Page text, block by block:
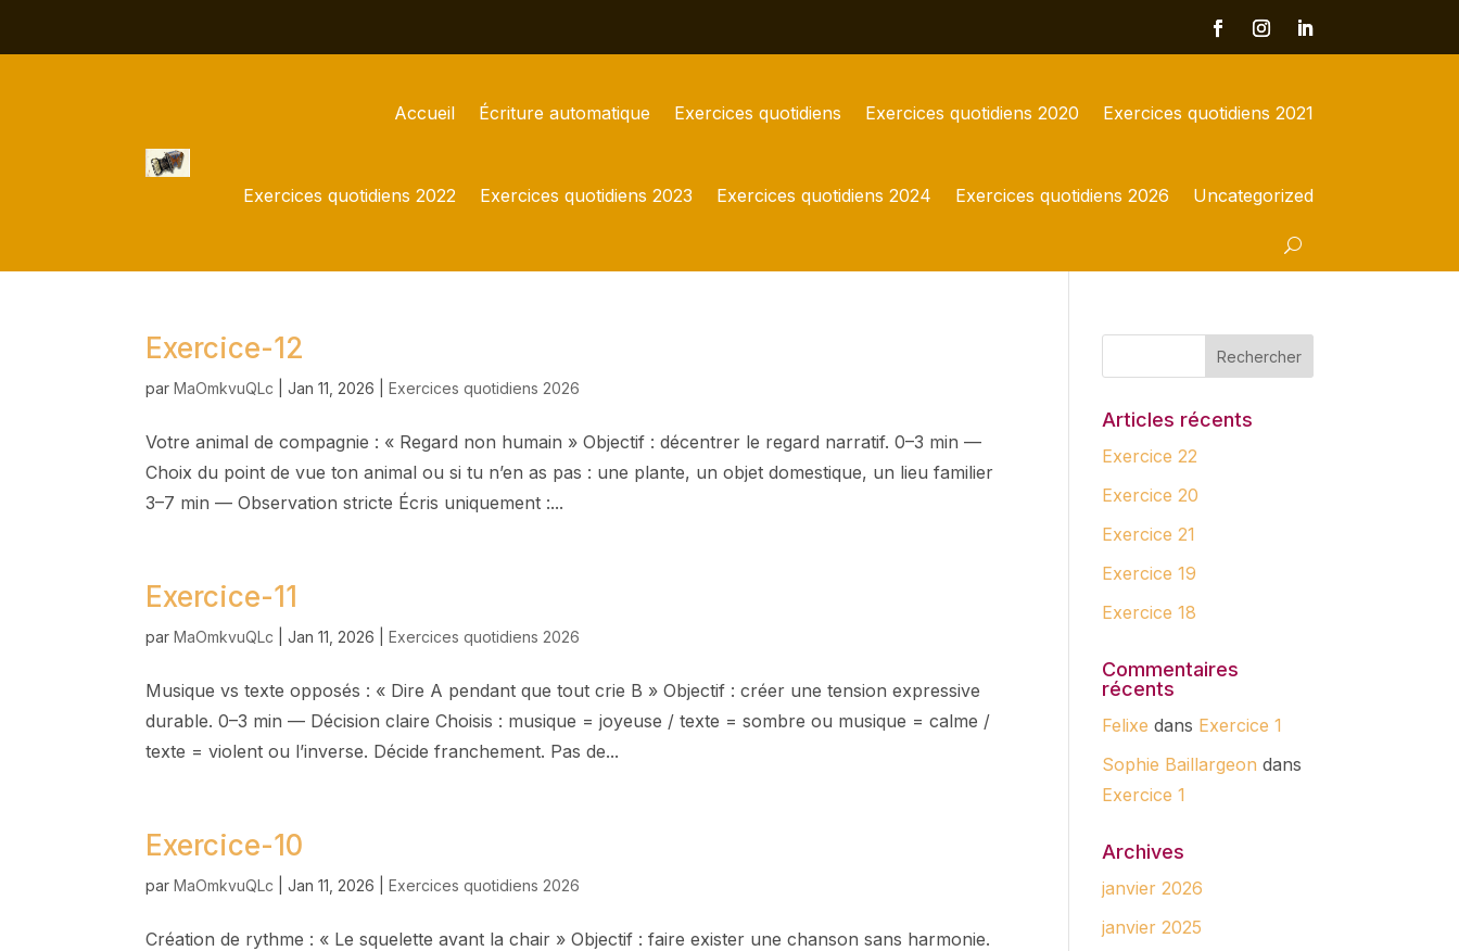
Accueil Écriture automatique Exercices quotidiens Exercices quotidiens 2020 Exercices quotidiens 2021
Exercices quotidiens 2022 Exercices quotidiens 2023 Exercices quotidiens 2024 Exercices quotidiens 2026 Uncategorized
Exercice-12
parMaOmkvuQLc |Jan 11, 2026 |Exercices quotidiens 2026
Votre animal de compagnie : « Regard non humain » Objectif : décentrer le regard narratif. 0–3 min —
Choix du point de vue ton animal ou si tu n’en as pas : une plante, un objet domestique, un lieu familier
3–7 min — Observation stricte Écris uniquement :...
Exercice-11
parMaOmkvuQLc |Jan 11, 2026 |Exercices quotidiens 2026
Musique vs texte opposés : « Dire A pendant que tout crie B » Objectif : créer une tension expressive
durable. 0–3 min — Décision claire Choisis : musique = joyeuse / texte = sombre ou musique = calme /
texte = violent ou l’inverse. Décide franchement. Pas de...
Exercice-10
parMaOmkvuQLc |Jan 11, 2026 |Exercices quotidiens 2026
Création de rythme : « Le squelette avant la chair » Objectif : faire exister une chanson sans harmonie.
Articles récents
Exercice 22
Exercice 20
Exercice 21
Exercice 19
Exercice 18
Commentaires
récents
Felixe dans Exercice 1
Sophie Baillargeon dans
Exercice 1
Archives
janvier 2026
janvier 2025